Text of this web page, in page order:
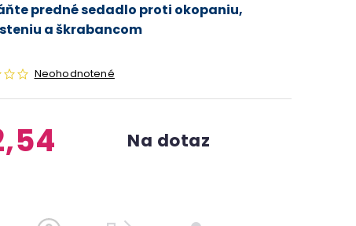
Neohodnotené
Na dotaz
predné sedadlo proti okopaniu,
a škrabancom